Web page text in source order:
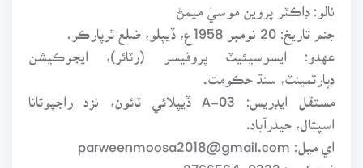
نالو: ڊاڪٽر پروين موسيٰ ميمڻ
جنم تاريخ: 20 نومبر 1958ع، ڏيپلو، ضلع ٿرپارڪر.
عهدو: ايسوسيئيٽ پروفيسر (رٽائر)، ايجوڪيشن
ڊپارٽمينٽ، سنڌ حڪومت.
مستقل ايڊريس: A-03 ڏيپلائي ٽائون، نزد راجپوتانا
اسپتال، حيدرآباد.
اي ميل: parweenmoosa2018@gmail.com
فون نمبر: 0333-2766564,